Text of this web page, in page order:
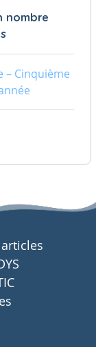
nombre
– Cinquième